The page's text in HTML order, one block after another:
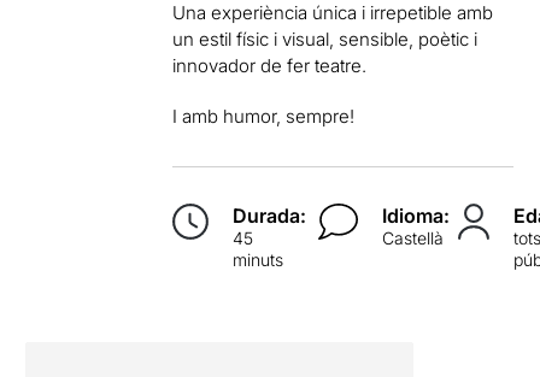
Una experiència única i irrepetible amb
un estil físic i visual, sensible, poètic i
innovador de fer teatre.
I amb humor, sempre!
Durada:
45
minuts
Idioma:
Castellà